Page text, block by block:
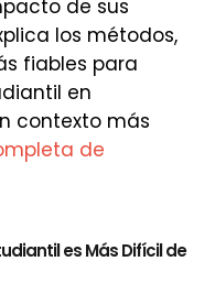
de sus
los métodos,
fiables para
en
contexto más
de
es Más Difícil de